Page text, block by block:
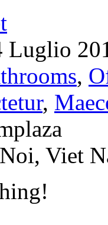
Luglio
,
,
Viet